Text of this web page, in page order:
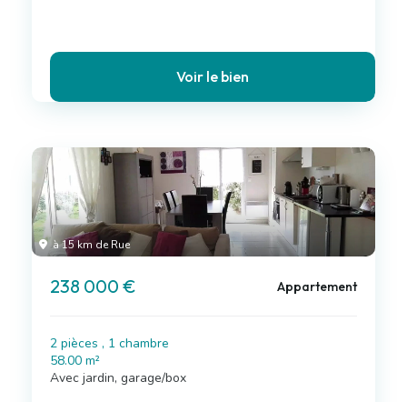
Voir le bien
à 15 km de Rue
238 000 € Appartement
2 pièces , 1 chambre
58.00 m²
Avec jardin, garage/box